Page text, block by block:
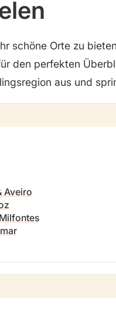
schöne Orte zu
den perfekten
aus und
Aveiro